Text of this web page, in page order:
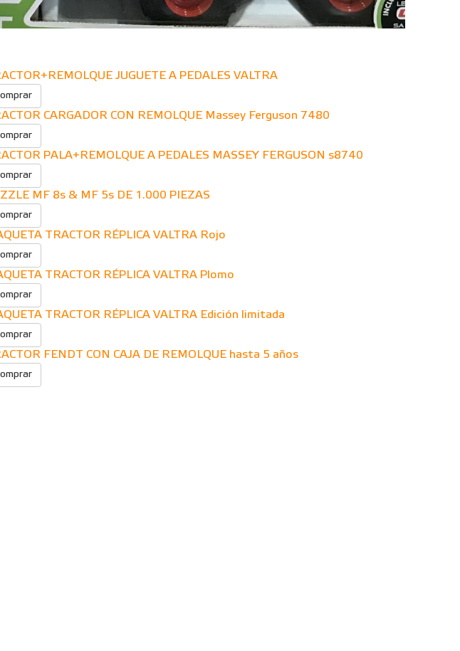
JUGUETE A PEDALES VALTRA
CARGADOR CON REMOLQUE Massey Ferguson 7480
PALA+REMOLQUE A PEDALES MASSEY FERGUSON s8740
MF 8s & MF 5s DE 1.000 PIEZAS
TRACTOR RÉPLICA VALTRA Rojo
TRACTOR RÉPLICA VALTRA Plomo
TRACTOR RÉPLICA VALTRA Edición limitada
FENDT CON CAJA DE REMOLQUE hasta 5 años